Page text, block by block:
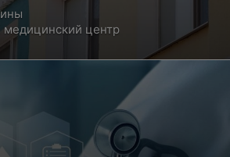
центр